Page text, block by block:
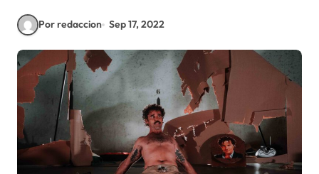
Por redaccion Sep 17, 2022